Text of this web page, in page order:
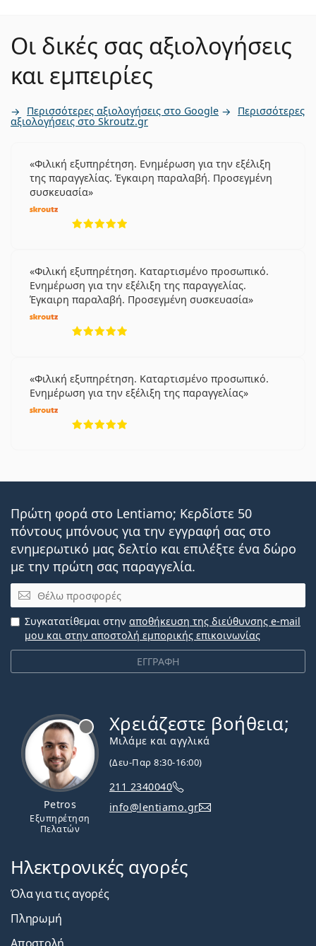
Οι δικές σας αξιολογήσεις
και εμπειρίες
Περισσότερες αξιολογήσεις στο Google Περισσότερες
αξιολογήσεις στο Skroutz.gr
Φιλική εξυπηρέτηση. Ενημέρωση για την εξέλιξη
της παραγγελίας. Έγκαιρη παραλαβή. Προσεγμένη
συσκευασία
Φιλική εξυπηρέτηση. Καταρτισμένο προσωπικό.
Ενημέρωση για την εξέλιξη της παραγγελίας.
Έγκαιρη παραλαβή. Προσεγμένη συσκευασία
Φιλική εξυπηρέτηση. Καταρτισμένο προσωπικό.
Ενημέρωση για την εξέλιξη της παραγγελίας
Πρώτη φορά στο Lentiamo; Κερδίστε 50
πόντους μπόνους για την εγγραφή σας στο
ενημερωτικό μας δελτίο και επιλέξτε ένα δώρο
με την πρώτη σας παραγγελία.
Email
ΕΓΓΡΑΦΗ
Συγκατατίθεμαι στην αποθήκευση της διεύθυνσης e-mail
μου και στην αποστολή εμπορικής επικοινωνίας
Petros
Εξυπηρέτηση
Πελατών
Χρειάζεστε βοήθεια;
Μιλάμε και αγγλικά
(Δευ-Παρ 8:30-16:00)
211 2340040
info@lentiamo.gr
Ηλεκτρονικές αγορές
Όλα για τις αγορές
Πληρωμή